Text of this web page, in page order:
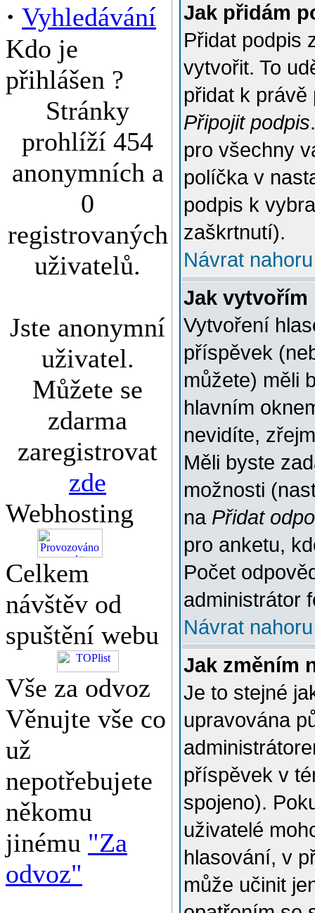
· Vyhledávání
Kdo je
přihlášen ?
Stránky
prohlíží 454
anonymních a
0
registrovaných
uživatelů.
Jste anonymní
uživatel.
Můžete se
zdarma
zaregistrovat
zde
Webhosting
Celkem
návštěv od
spuštění webu
Vše za odvoz
Věnujte vše co
už
nepotřebujete
někomu
jinému "Za
odvoz"
Jak přidám
Přidat podpis
vytvořit. To
přidat k
Připojit podpis
pro všechny
políčka v
podpis k
zaškrtnutí).
Návrat nahoru
Jak vytvořím
Vytvoření
příspěvek
můžete) měli
hlavním
nevidíte,
Měli byste
možnosti
na Přidat
pro anketu,
Počet
administrátor
Návrat nahoru
Jak změním
Je to stejné
upravována
příspěvek v
spojeno).
uživatelé
hlasování, v
může učinit